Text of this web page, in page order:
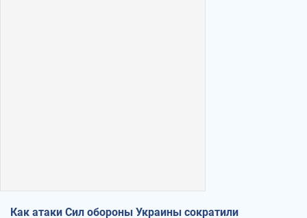
Как атаки Сил обороны Украины сократили